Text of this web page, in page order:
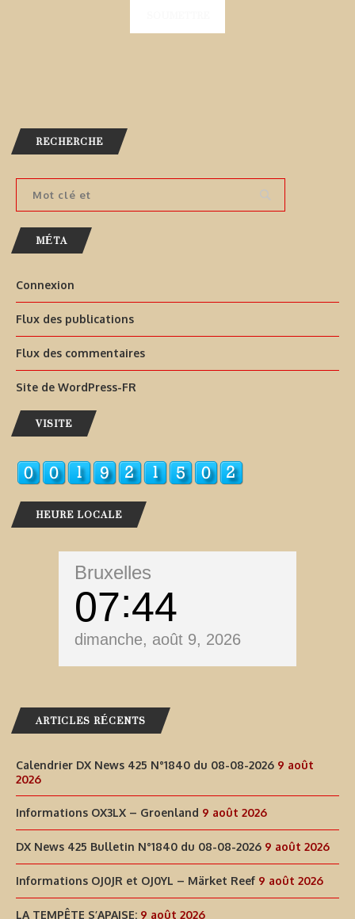
RECHERCHE
MÉTA
Connexion
Flux des publications
Flux des commentaires
Site de WordPress-FR
VISITE
HEURE LOCALE
Bruxelles
07 44
dimanche, août 9, 2026
ARTICLES RÉCENTS
Calendrier DX News 425 N°1840 du 08-08-2026 9 août
2026
Informations OX3LX – Groenland 9 août 2026
DX News 425 Bulletin N°1840 du 08-08-2026 9 août 2026
Informations OJ0JR et OJ0YL – Märket Reef 9 août 2026
LA TEMPÊTE S’APAISE: 9 août 2026